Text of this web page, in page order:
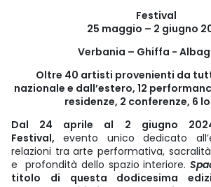
Festival
25 maggio – 2 giugno
Verbania – Ghiffa -
Oltre 40 artisti provenienti da
nazionale e dall’estero, 12
residenze, 2 conferenze, 6
Dal 24 aprile al 2 giugno
Festival, evento unico dedicato
relazioni tra arte performativa,
e profondità dello spazio interiore.
titolo di questa dodicesima